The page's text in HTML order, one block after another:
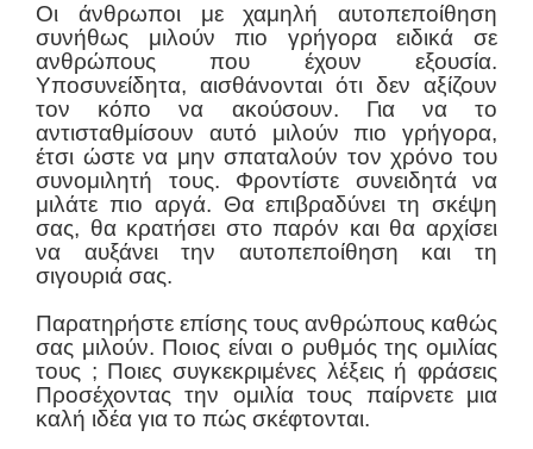
Οι άνθρωποι με χαμηλή αυτοπεποίθηση
συνήθως μιλούν πιο γρήγορα ειδικά σε
ανθρώπους που έχουν εξουσία.
Υποσυνείδητα, αισθάνονται ότι δεν αξίζουν
τον κόπο να ακούσουν. Για να το
αντισταθμίσουν αυτό μιλούν πιο γρήγορα,
έτσι ώστε να μην σπαταλούν τον χρόνο του
συνομιλητή τους. Φροντίστε συνειδητά να
μιλάτε πιο αργά. Θα επιβραδύνει τη σκέψη
σας, θα κρατήσει στο παρόν και θα αρχίσει
να αυξάνει την αυτοπεποίθηση και τη
σιγουριά σας.
Παρατηρήστε επίσης τους ανθρώπους καθώς
σας μιλούν. Ποιος είναι ο ρυθμός της ομιλίας
τους ; Ποιες συγκεκριμένες λέξεις ή φράσεις
Προσέχοντας την ομιλία τους παίρνετε μια
καλή ιδέα για το πώς σκέφτονται.